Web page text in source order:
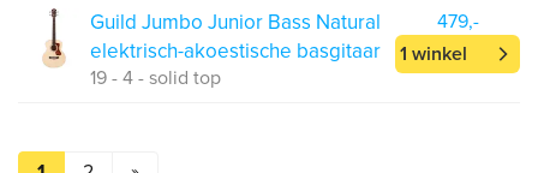
Guild Jumbo Junior Bass Natural
elektrisch-akoestische basgitaar
19 - 4 - solid top
479,-
1 winkel